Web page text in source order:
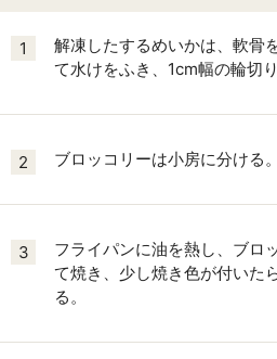
1
解凍したするめいかは、軟骨
て水けをふき、1cm幅の輪切り
2 ブロッコリーは小房に分ける
3
フライパンに油を熱し、ブロ
て焼き、少し焼き色が付いた
る。